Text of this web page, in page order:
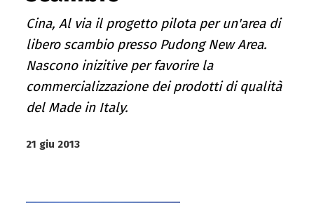
Cina, Al via il progetto pilota per un'area di
libero scambio presso Pudong New Area.
Nascono inizitive per favorire la
commercializzazione dei prodotti di qualità
del Made in Italy.
21 giu 2013